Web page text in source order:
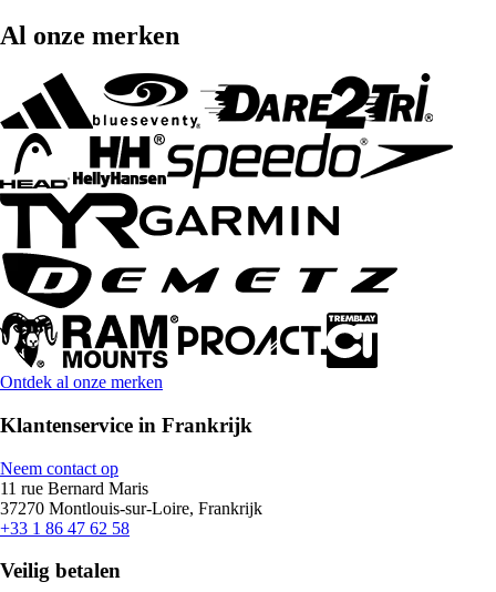
Al onze merken
Ontdek al onze merken
Klantenservice in Frankrijk
Neem contact op
11 rue Bernard Maris
37270 Montlouis-sur-Loire, Frankrijk
+33 1 86 47 62 58
Veilig betalen